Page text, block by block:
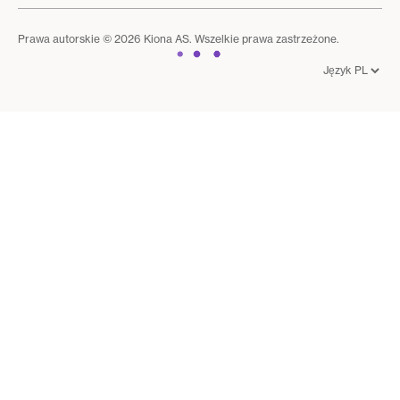
Prawa autorskie © 2026 Kiona AS. Wszelkie prawa zastrzeżone.